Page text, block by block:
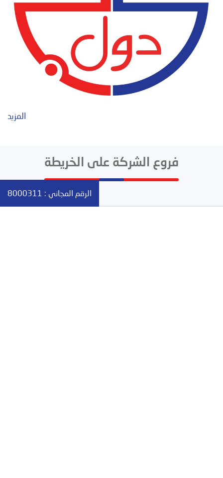
المزيد
فروع الشركة على الخريطة
الرقم المجاني : 8000311